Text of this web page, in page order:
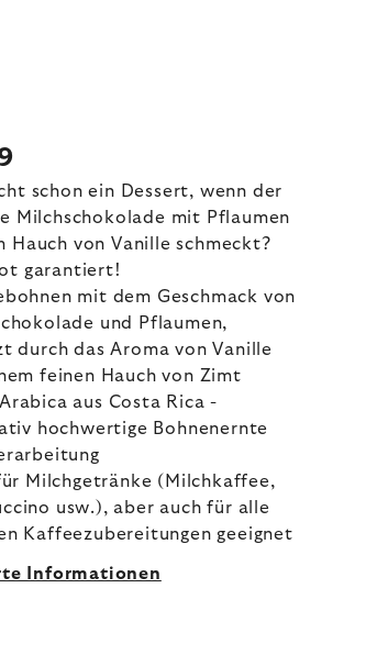
schon ein Dessert, wenn der
Milchschokolade mit Pflaumen
Hauch von Vanille schmeckt?
garantiert!
mit dem Geschmack von
und Pflaumen,
durch das Aroma von Vanille
feinen Hauch von Zimt
aus Costa Rica -
hochwertige Bohnenernte
Milchgetränke (Milchkaffee,
usw.), aber auch für alle
Kaffeezubereitungen geeignet
Informationen